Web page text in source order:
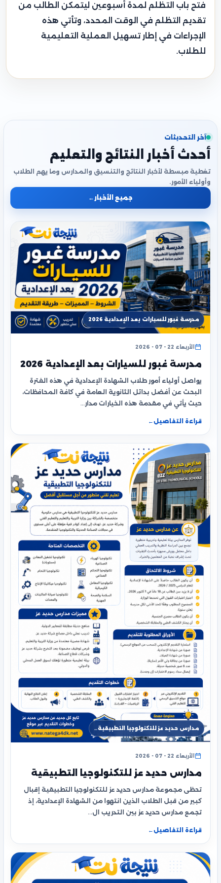
فتح باب التظلم لمدة أسبوعين ليتمكن الطالب من
تقديم التظلم في الوقت المحدد، وتأتي هذه
الإجراءات في إطار تسهيل العملية التعليمية
للطلاب.
آخر التحديثات
أحدث أخبار النتائج والتعليم
تغطية مبسطة لأخبار النتائج والتنسيق والمدارس وما يهم الطلاب
وأولياء الأمور.
جميع الأخبار ←
مدرسة غبور للسيارات بعد الإعدادية 2026
الأربعاء 22 - 07 - 2026
مدرسة غبور للسيارات بعد الإعدادية 2026
يواصل أولياء أمور طلاب الشهادة الإعدادية في هذه الفترة
البحث عن أفضل بدائل الثانوية العامة في كافة المحافظات،
حيث يأتي في مقدمة هذه الخيارات مدار…
قراءة التفاصيل ←
مدارس حديد عز للتكنولوجيا التطبيقية…
الأربعاء 22 - 07 - 2026
مدارس حديد عز للتكنولوجيا التطبيقية
تحظى مجموعة مدارس حديد عز للتكنولوجيا التطبيقية إقبال
كبير من قبل الطلاب الذين انتهوا من الشهادة الإعدادية، إذ
تجمع مدارس حديد عز بين التدريب ال…
قراءة التفاصيل ←